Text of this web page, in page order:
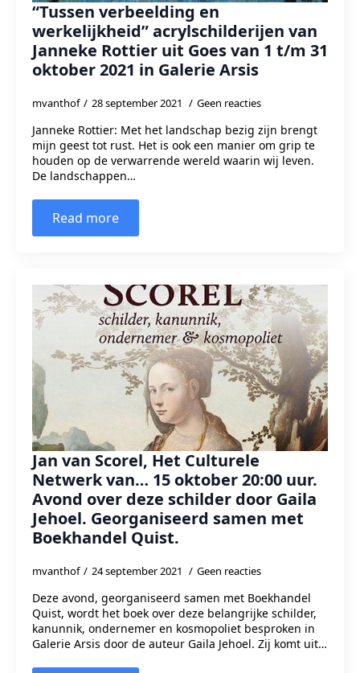
“Tussen verbeelding en
werkelijkheid” acrylschilderijen van
Janneke Rottier uit Goes van 1 t/m 31
oktober 2021 in Galerie Arsis
mvanthof 28 september 2021 Geen reacties
Janneke Rottier: Met het landschap bezig zijn brengt
mijn geest tot rust. Het is ook een manier om grip te
houden op de verwarrende wereld waarin wij leven.
De landschappen…
Read more
Jan van Scorel, Het Culturele
Netwerk van… 15 oktober 20:00 uur.
Avond over deze schilder door Gaila
Jehoel. Georganiseerd samen met
Boekhandel Quist.
mvanthof 24 september 2021 Geen reacties
Deze avond, georganiseerd samen met Boekhandel
Quist, wordt het boek over deze belangrijke schilder,
kanunnik, ondernemer en kosmopoliet besproken in
Galerie Arsis door de auteur Gaila Jehoel. Zij komt uit…